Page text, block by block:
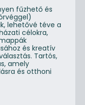
fűzhető és
lehetővé téve a
célokra,
és kreatív
Tartós,
amely
és otthoni